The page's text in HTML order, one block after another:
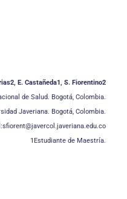
E. Castañeda1, S. Fiorentino2
de Salud. Bogotá, Colombia.
Javeriana. Bogotá, Colombia.
1Estudiante de Maestría.